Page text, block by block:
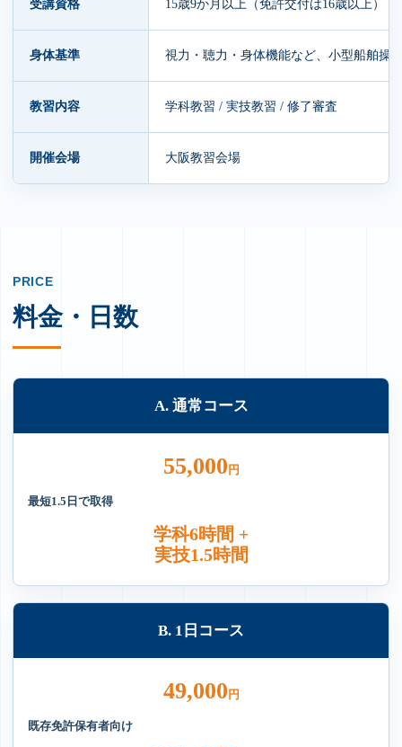
受講資格 15歳9か月以上（免許交付は16歳以上）
身体基準 視力・聴力・身体機能など、小型船舶操
教習内容 学科教習 / 実技教習 / 修了審査
開催会場 大阪教習会場
PRICE
料金・日数
A. 通常コース
55,000円
最短1.5日で取得
学科6時間 +
実技1.5時間
B. 1日コース
49,000円
既存免許保有者向け